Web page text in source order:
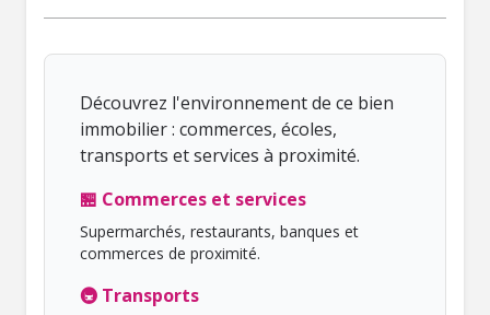
Découvrez l'environnement de ce bien
immobilier : commerces, écoles,
transports et services à proximité.
🏪 Commerces et services
Supermarchés, restaurants, banques et
commerces de proximité.
🚇 Transports